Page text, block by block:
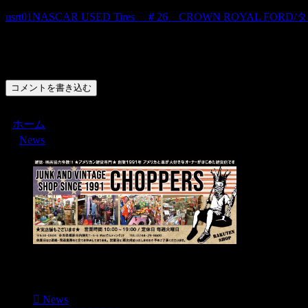
usrt01NASCAR USED Tires ＃26 CROWN ROYAL FORD/
コメントを書き込む
ホーム
News
News